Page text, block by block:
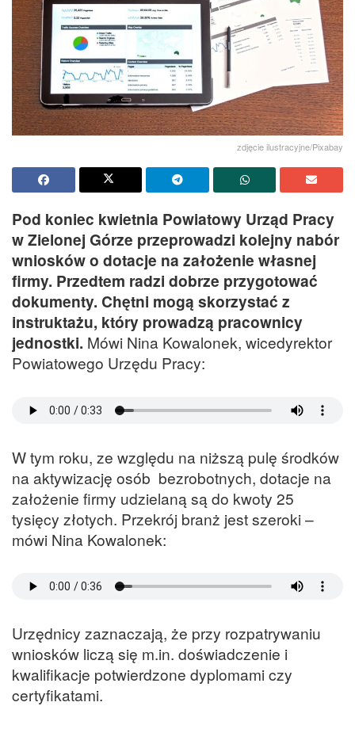
zdjęcie ilustracyjne/Pixabay
Pod koniec kwietnia Powiatowy Urząd Pracy
w Zielonej Górze przeprowadzi kolejny nabór
wniosków o dotacje na założenie własnej
firmy. Przedtem radzi dobrze przygotować
dokumenty. Chętni mogą skorzystać z
instruktażu, który prowadzą pracownicy
jednostki. Mówi Nina Kowalonek, wicedyrektor
Powiatowego Urzędu Pracy:
W tym roku, ze względu na niższą pulę środków
na aktywizację osób bezrobotnych, dotacje na
założenie firmy udzielaną są do kwoty 25
tysięcy złotych. Przekrój branż jest szeroki –
mówi Nina Kowalonek:
Urzędnicy zaznaczają, że przy rozpatrywaniu
wniosków liczą się m.in. doświadczenie i
kwalifikacje potwierdzone dyplomami czy
certyfikatami.